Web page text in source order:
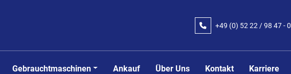
+49 (0) 52 22 / 98 47 - 0
Gebrauchtmaschinen Ankauf Über Uns Kontakt Karriere